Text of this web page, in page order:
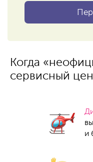
Когда
сервисный
и